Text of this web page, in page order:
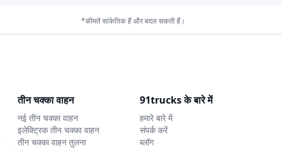
*कीमतें सांकेतिक हैं और बदल सकती हैं।
तीन चक्का वाहन
नई तीन चक्का वाहन
इलेक्ट्रिक तीन चक्का वाहन
तीन चक्का वाहन तुलना
91trucks के बारे में
हमारे बारे में
संपर्क करें
ब्लॉग